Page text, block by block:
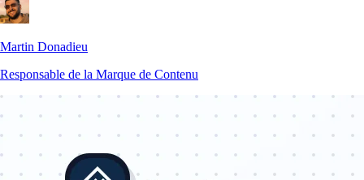
Martin Donadieu
Responsable de la Marque de Contenu